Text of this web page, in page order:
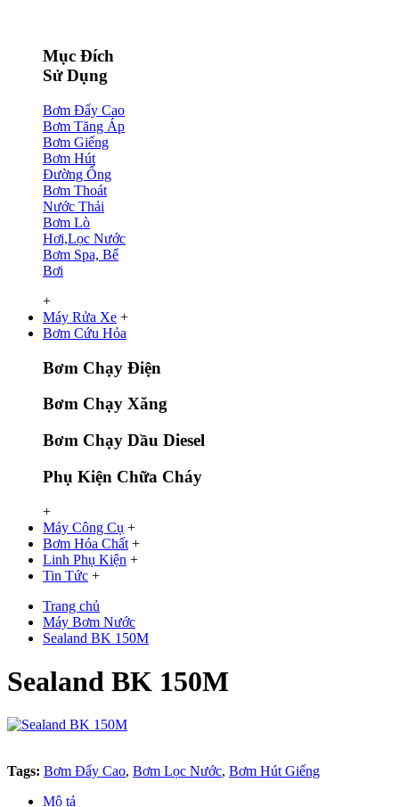
Mục Đích
Sử Dụng
Bơm Đẩy Cao
Bơm Tăng Áp
Bơm Giếng
Bơm Hút
Đường Ống
Bơm Thoát
Nước Thải
Bơm Lò
Hơi,Lọc Nước
Bơm Spa, Bể
Bơi
+
Máy Rửa Xe +
Bơm Cứu Hỏa
Bơm Chạy Điện
Bơm Chạy Xăng
Bơm Chạy Dầu Diesel
Phụ Kiện Chữa Cháy
+
Máy Công Cụ +
Bơm Hóa Chất +
Linh Phụ Kiện +
Tin Tức +
Trang chủ
Máy Bơm Nước
Sealand BK 150M
Sealand BK 150M
Tags: Bơm Đẩy Cao, Bơm Lọc Nước, Bơm Hút Giếng
Mô tả